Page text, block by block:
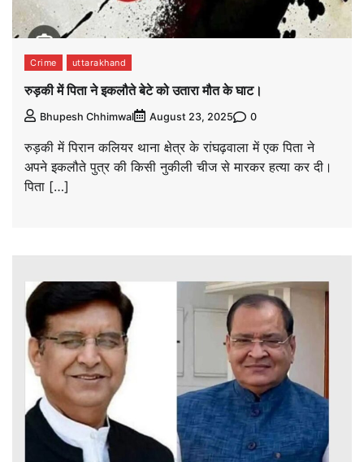
Crime uttarakhand
रुड़की में पिता ने इकलौते बेटे को उतारा मौत के घाट।
Bhupesh Chhimwal August 23, 2025 0
रुड़की में पिरान कलियर थाना क्षेत्र के रांघढ़वाला में एक पिता ने
अपने इकलौते पुत्र की किसी नुकीली चीज से मारकर हत्या कर दी।
पिता […]